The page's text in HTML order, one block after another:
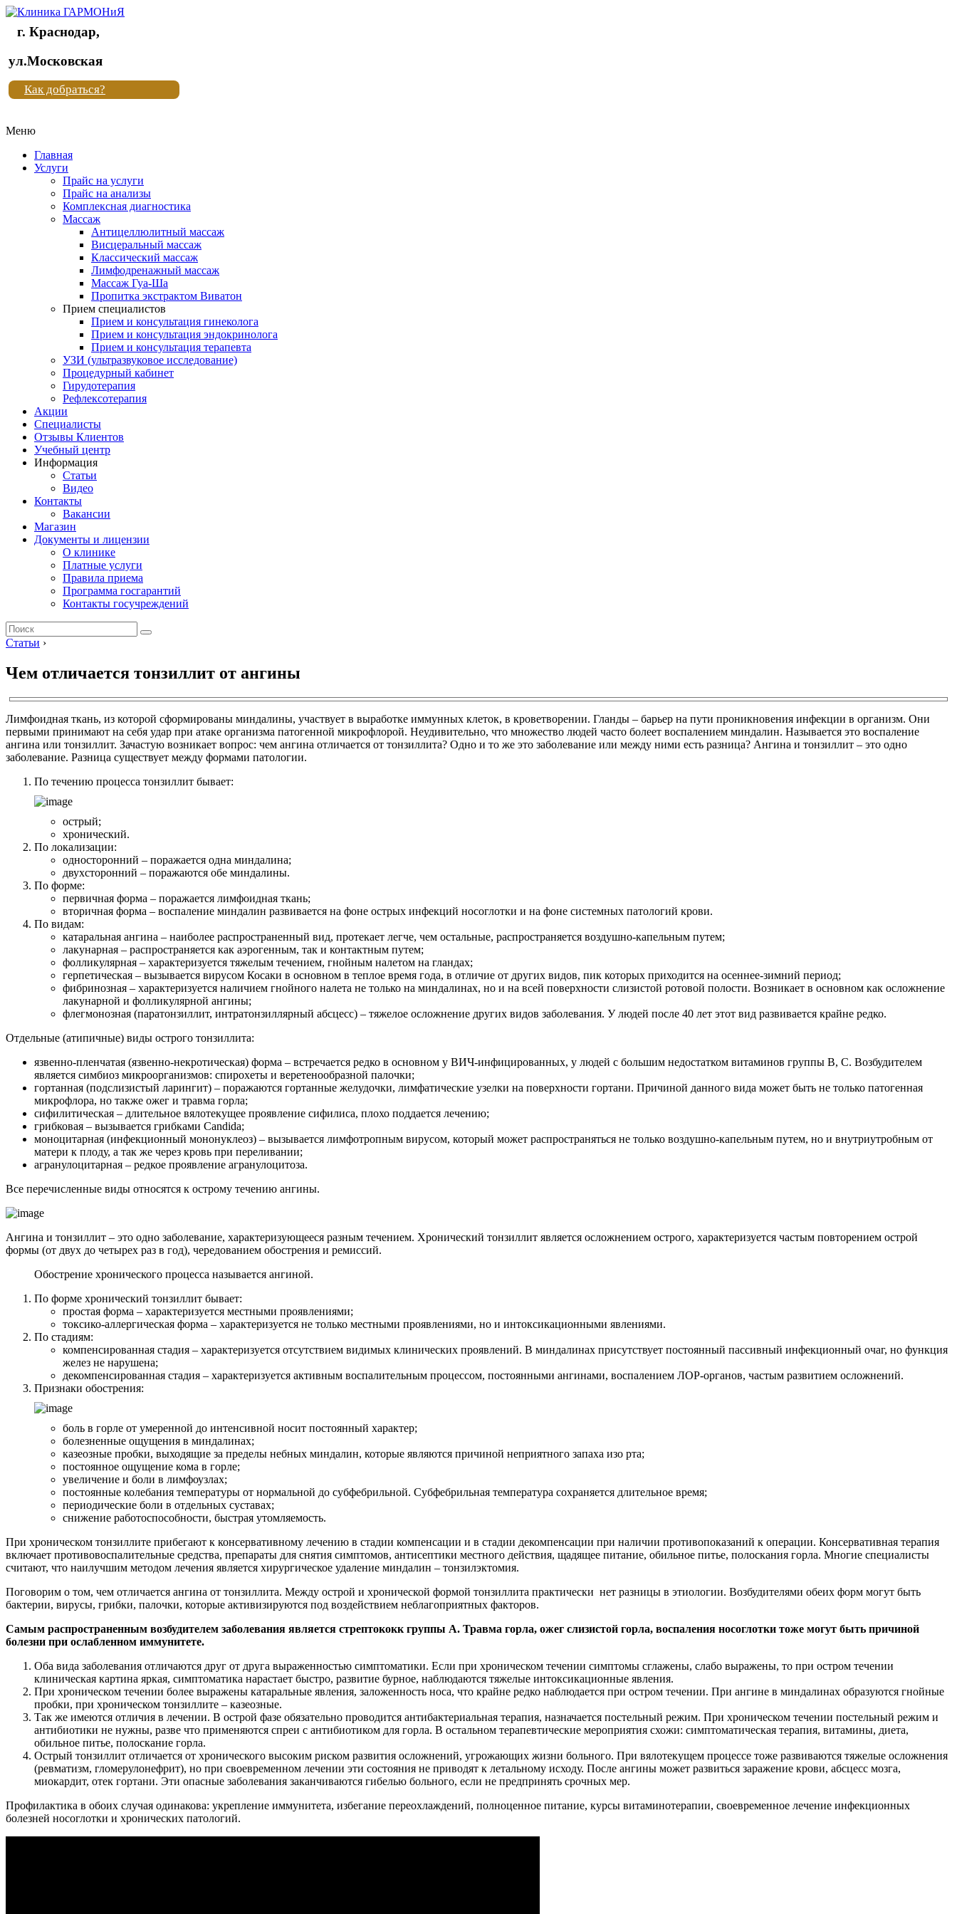
Клиника
"Новая
жизнь"
Клиника
жизнь"
г. Краснодар,
ул.Московская
Как добраться?
Меню
Главная
Услуги
Прайс на услуги
Прайс на анализы
Комплексная диагностика
Массаж
Антицеллюлитный массаж
Висцеральный массаж
Классический массаж
Лимфодренажный массаж
Массаж Гуа-Ша
Пропитка экстрактом Виватон
Прием специалистов
Прием и консультация гинеколога
Прием и консультация эндокринолога
Прием и консультация терапевта
УЗИ (ультразвуковое исследование)
Процедурный кабинет
Гирудотерапия
Рефлексотерапия
Акции
Специалисты
Отзывы Клиентов
Учебный центр
Информация
Статьи
Видео
Контакты
Вакансии
Магазин
Документы и лицензии
О клинике
Платные услуги
Правила приема
Программа госгарантий
Контакты госучреждений
Статьи ›
Чем отличается тонзиллит от ангины
Лимфоидная ткань, из которой сформированы миндалины, участвует в выработке иммунных клеток, в кроветворении. Гланды – барьер на пути проникновения инфекции в организм. Они
первыми принимают на себя удар при атаке организма патогенной микрофлорой. Неудивительно, что множество людей часто болеет воспалением миндалин. Называется это воспаление
ангина или тонзиллит. Зачастую возникает вопрос: чем ангина отличается от тонзиллита? Одно и то же это заболевание или между ними есть разница? Ангина и тонзиллит – это одно
заболевание. Разница существует между формами патологии.
По течению процесса тонзиллит бывает:
острый;
хронический.
По локализации:
односторонний – поражается одна миндалина;
двухсторонний – поражаются обе миндалины.
По форме:
первичная форма – поражается лимфоидная ткань;
вторичная форма – воспаление миндалин развивается на фоне острых инфекций носоглотки и на фоне системных патологий крови.
По видам:
катаральная ангина – наиболее распространенный вид, протекает легче, чем остальные, распространяется воздушно-капельным путем;
лакунарная – распространяется как аэрогенным, так и контактным путем;
фолликулярная – характеризуется тяжелым течением, гнойным налетом на гландах;
герпетическая – вызывается вирусом Косаки в основном в теплое время года, в отличие от других видов, пик которых приходится на осеннее-зимний период;
фибринозная – характеризуется наличием гнойного налета не только на миндалинах, но и на всей поверхности слизистой ротовой полости. Возникает в основном как осложнение
лакунарной и фолликулярной ангины;
флегмонозная (паратонзиллит, интратонзиллярный абсцесс) – тяжелое осложнение других видов заболевания. У людей после 40 лет этот вид развивается крайне редко.
Отдельные (атипичные) виды острого тонзиллита:
язвенно-пленчатая (язвенно-некротическая) форма – встречается редко в основном у ВИЧ-инфицированных, у людей с большим недостатком витаминов группы В, С. Возбудителем
является симбиоз микроорганизмов: спирохеты и веретенообразной палочки;
гортанная (подслизистый ларингит) – поражаются гортанные желудочки, лимфатические узелки на поверхности гортани. Причиной данного вида может быть не только патогенная
микрофлора, но также ожег и травма горла;
сифилитическая – длительное вялотекущее проявление сифилиса, плохо поддается лечению;
грибковая – вызывается грибками Candida;
моноцитарная (инфекционный мононуклеоз) – вызывается лимфотропным вирусом, который может распространяться не только воздушно-капельным путем, но и внутриутробным от
матери к плоду, а так же через кровь при переливании;
агранулоцитарная – редкое проявление агранулоцитоза.
Все перечисленные виды относятся к острому течению ангины.
Ангина и тонзиллит – это одно заболевание, характеризующееся разным течением. Хронический тонзиллит является осложнением острого, характеризуется частым повторением острой
формы (от двух до четырех раз в год), чередованием обострения и ремиссий.
Обострение хронического процесса называется ангиной.
По форме хронический тонзиллит бывает:
простая форма – характеризуется местными проявлениями;
токсико-аллергическая форма – характеризуется не только местными проявлениями, но и интоксикационными явлениями.
По стадиям:
компенсированная стадия – характеризуется отсутствием видимых клинических проявлений. В миндалинах присутствует постоянный пассивный инфекционный очаг, но функция
желез не нарушена;
декомпенсированная стадия – характеризуется активным воспалительным процессом, постоянными ангинами, воспалением ЛОР-органов, частым развитием осложнений.
Признаки обострения:
боль в горле от умеренной до интенсивной носит постоянный характер;
болезненные ощущения в миндалинах;
казеозные пробки, выходящие за пределы небных миндалин, которые являются причиной неприятного запаха изо рта;
постоянное ощущение кома в горле;
увеличение и боли в лимфоузлах;
постоянные колебания температуры от нормальной до субфебрильной. Субфебрильная температура сохраняется длительное время;
периодические боли в отдельных суставах;
снижение работоспособности, быстрая утомляемость.
При хроническом тонзиллите прибегают к консервативному лечению в стадии компенсации и в стадии декомпенсации при наличии противопоказаний к операции. Консервативная терапия
включает противовоспалительные средства, препараты для снятия симптомов, антисептики местного действия, щадящее питание, обильное питье, полоскания горла. Многие специалисты
считают, что наилучшим методом лечения является хирургическое удаление миндалин – тонзилэктомия.
Поговорим о том, чем отличается ангина от тонзиллита. Между острой и хронической формой тонзиллита практически нет разницы в этиологии. Возбудителями обеих форм могут быть
бактерии, вирусы, грибки, палочки, которые активизируются под воздействием неблагоприятных факторов.
Самым распространенным возбудителем заболевания является стрептококк группы А. Травма горла, ожег слизистой горла, воспаления носоглотки тоже могут быть причиной
болезни при ослабленном иммунитете.
Оба вида заболевания отличаются друг от друга выраженностью симптоматики. Если при хроническом течении симптомы сглажены, слабо выражены, то при остром течении
клиническая картина яркая, симптоматика нарастает быстро, развитие бурное, наблюдаются тяжелые интоксикационные явления.
При хроническом течении более выражены катаральные явления, заложенность носа, что крайне редко наблюдается при остром течении. При ангине в миндалинах образуются гнойные
пробки, при хроническом тонзиллите – казеозные.
Так же имеются отличия в лечении. В острой фазе обязательно проводится антибактериальная терапия, назначается постельный режим. При хроническом течении постельный режим и
антибиотики не нужны, разве что применяются спреи с антибиотиком для горла. В остальном терапевтические мероприятия схожи: симптоматическая терапия, витамины, диета,
обильное питье, полоскание горла.
Острый тонзиллит отличается от хронического высоким риском развития осложнений, угрожающих жизни больного. При вялотекущем процессе тоже развиваются тяжелые осложнения
(ревматизм, гломерулонефрит), но при своевременном лечении эти состояния не приводят к летальному исходу. После ангины может развиться заражение крови, абсцесс мозга,
миокардит, отек гортани. Эти опасные заболевания заканчиваются гибелью больного, если не предпринять срочных мер.
Профилактика в обоих случая одинакова: укрепление иммунитета, избегание переохлаждений, полноценное питание, курсы витаминотерапии, своевременное лечение инфекционных
болезней носоглотки и хронических патологий.